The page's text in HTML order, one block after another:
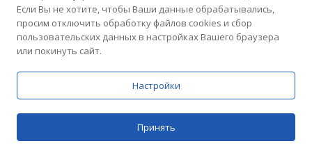
Цены Поиск
Домашний Доктор
Если Вы не хотите, чтобы Ваши данные обрабатывались,
просим отключить обработку файлов cookies и сбор
пользовательских данных в настройках Вашего браузера
или покинуть сайт.
Настройки
Принять